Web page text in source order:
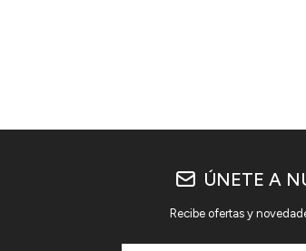
ÚNETE A
Recibe ofertas y